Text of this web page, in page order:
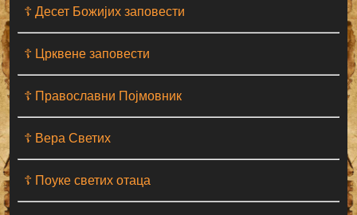
☦ Десет Божијих заповести
☦ Црквене заповести
☦ Православни Појмовник
☦ Вера Светих
☦ Поуке светих отаца